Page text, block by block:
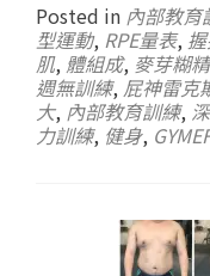
Posted in 內部教育
型運動, RPE量表,
肌, 體組成, 麥芽糊精
週無訓練, 屁神雷克
大, 內部教育訓練,
力訓練, 健身,